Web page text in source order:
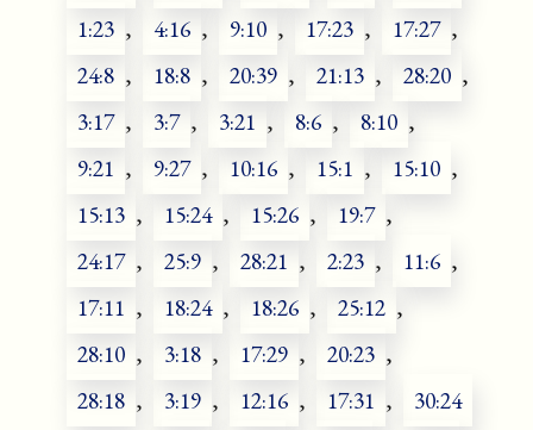
1:23 , 4:16 , 9:10 , 17:23 , 17:27 ,
24:8 , 18:8 , 20:39 , 21:13 , 28:20 ,
3:17 , 3:7 , 3:21 , 8:6 , 8:10 ,
9:21 , 9:27 , 10:16 , 15:1 , 15:10 ,
15:13 , 15:24 , 15:26 , 19:7 ,
24:17 , 25:9 , 28:21 , 2:23 , 11:6 ,
17:11 , 18:24 , 18:26 , 25:12 ,
28:10 , 3:18 , 17:29 , 20:23 ,
28:18 , 3:19 , 12:16 , 17:31 , 30:24